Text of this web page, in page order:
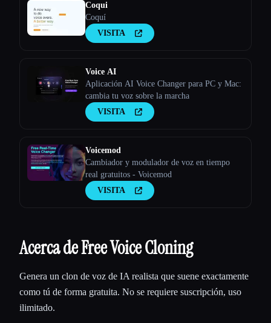
Coqui
Coquí
VISITA
Voice AI
Aplicación AI Voice Changer para PC y Mac:
cambia tu voz sobre la marcha
VISITA
Voicemod
Cambiador y modulador de voz en tiempo
real gratuitos - Voicemod
VISITA
Acerca de Free Voice Cloning
Genera un clon de voz de IA realista que suene exactamente
como tú de forma gratuita. No se requiere suscripción, uso
ilimitado.